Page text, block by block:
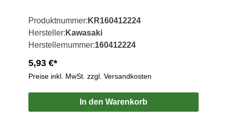
Produktnummer: KR160412224
Hersteller: Kawasaki
Herstellernummer:160412224
5,93 €*
Preise inkl. MwSt. zzgl. Versandkosten
In den Warenkorb